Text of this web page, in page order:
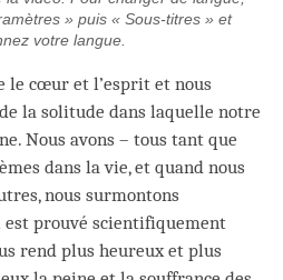
» puis « Sous-titres » et
votre langue.
le cœur et l’esprit et nous
la solitude dans laquelle notre
Nous avons – tous tant que
dans la vie, et quand nous
nous surmontons
est prouvé scientifiquement
rend plus heureux et plus